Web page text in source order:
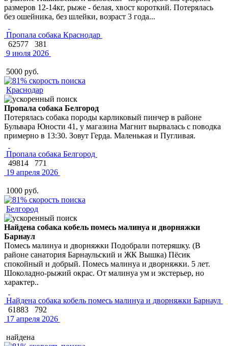
размеров 12-14кг, рыже - белая, хвост короткий. Потерялась
без ошейника, без шлейки, возраст 3 года...
Пропала собака Краснодар
62577
381
9 июля 2026
5000 руб.
Краснодар
Пропала собака Белгород
Потерялась собака породы карликовый пинчер в районе
Бульвара Юности 41, у магазина Магнит вырвалась с поводка
примерно в 13:30. Зовут Герда. Маленькая и Пугливая.
Пропала собака Белгород
49814
771
19 апреля 2026
1000 руб.
Белгород
Найдена собака кобель помесь малинуа и дворняжки
Барнаул
Помесь малинуа и дворняжки Подобрали потеряшку. (В
районе санатория Барнаульский и ЖК Вышка) Пёсик
спокойный и добрый. Помесь малинуа и дворняжки. 5 лет.
Шоколадно-рыжий окрас. От малинуа ум и экстерьер, но
характер..
Найдена собака кобель помесь малинуа и дворняжки Барнаул
61883
792
17 апреля 2026
найдена